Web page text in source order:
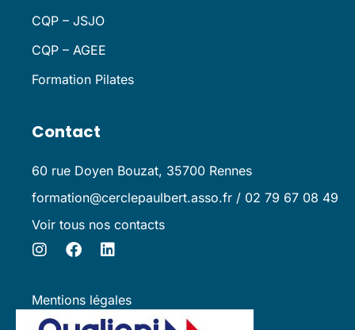
CQP – JSJO
CQP – AGEE
Formation Pilates
Contact
60 rue Doyen Bouzat, 35700 Rennes
formation@cerclepaulbert.asso.fr / 02 79 67 08 49
Voir tous nos contacts
Mentions légales